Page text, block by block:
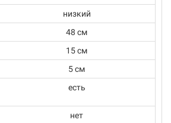
низкий
48 см
15 см
5 см
есть
нет